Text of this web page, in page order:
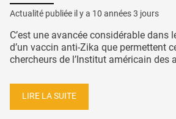
Actualité publiée il y a 10 années 3 jours
C’est une avancée considérable dans
d’un vaccin anti-Zika que permettent
chercheurs de l’Institut américain des
LIRE LA SUITE